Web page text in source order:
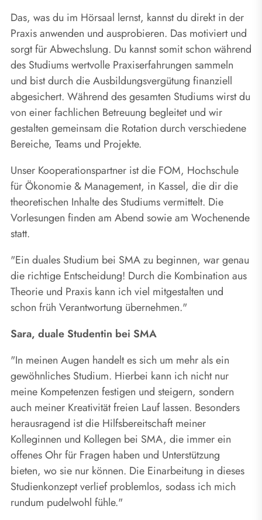
Das, was du im Hörsaal lernst, kannst du direkt in der
Praxis anwenden und ausprobieren. Das motiviert und
sorgt für Abwechslung. Du kannst somit schon während
des Studiums wertvolle Praxiserfahrungen sammeln
und bist durch die Ausbildungsvergütung finanziell
abgesichert. Während des gesamten Studiums wirst du
von einer fachlichen Betreuung begleitet und wir
gestalten gemeinsam die Rotation durch verschiedene
Bereiche, Teams und Projekte.
Unser Kooperationspartner ist die FOM, Hochschule
für Ökonomie & Management, in Kassel, die dir die
theoretischen Inhalte des Studiums vermittelt. Die
Vorlesungen finden am Abend sowie am Wochenende
statt.
"Ein duales Studium bei SMA zu beginnen, war genau
die richtige Entscheidung! Durch die Kombination aus
Theorie und Praxis kann ich viel mitgestalten und
schon früh Verantwortung übernehmen."
Sara, duale Studentin bei SMA
"In meinen Augen handelt es sich um mehr als ein
gewöhnliches Studium. Hierbei kann ich nicht nur
meine Kompetenzen festigen und steigern, sondern
auch meiner Kreativität freien Lauf lassen. Besonders
herausragend ist die Hilfsbereitschaft meiner
Kolleginnen und Kollegen bei SMA, die immer ein
offenes Ohr für Fragen haben und Unterstützung
bieten, wo sie nur können. Die Einarbeitung in dieses
Studienkonzept verlief problemlos, sodass ich mich
rundum pudelwohl fühle."